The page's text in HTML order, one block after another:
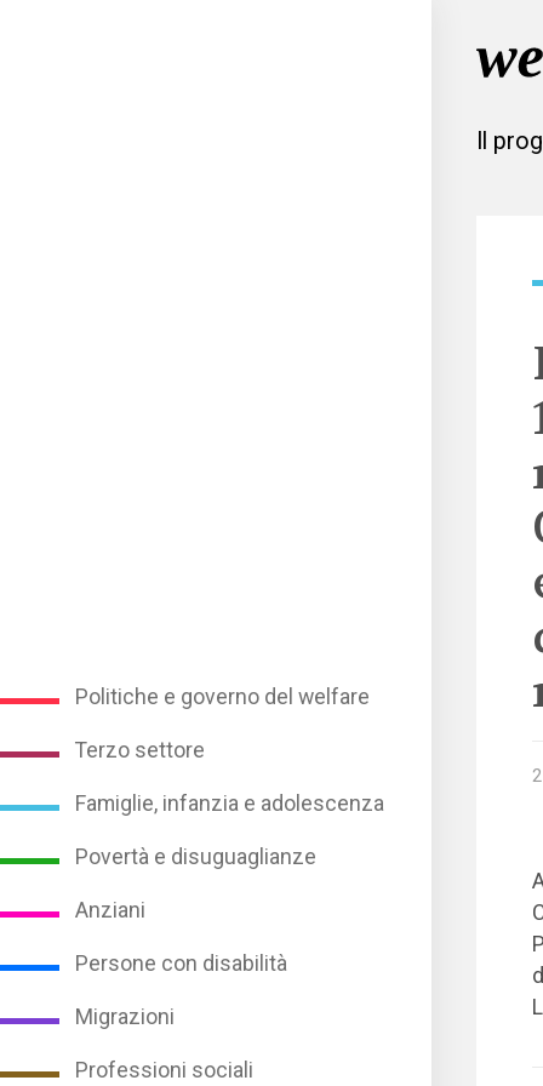
Politiche e governo del welfare
Terzo settore
Famiglie, infanzia e adolescenza
Povertà e disuguaglianze
Anziani
Persone con disabilità
Migrazioni
Professioni sociali
Il